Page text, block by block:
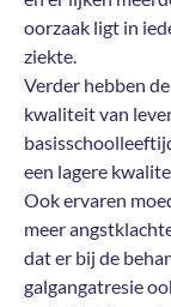
oorzaak ligt in
ziekte.
Verder hebben
kwaliteit van
een lagere
Ook ervaren
meer
dat er bij de
galgangatresie